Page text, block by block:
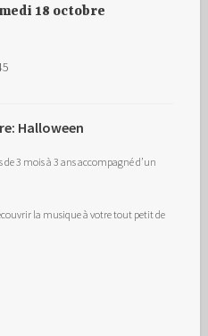
18 octobre
Halloween
3 mois à 3 ans accompagné d’un
la musique à votre tout petit de